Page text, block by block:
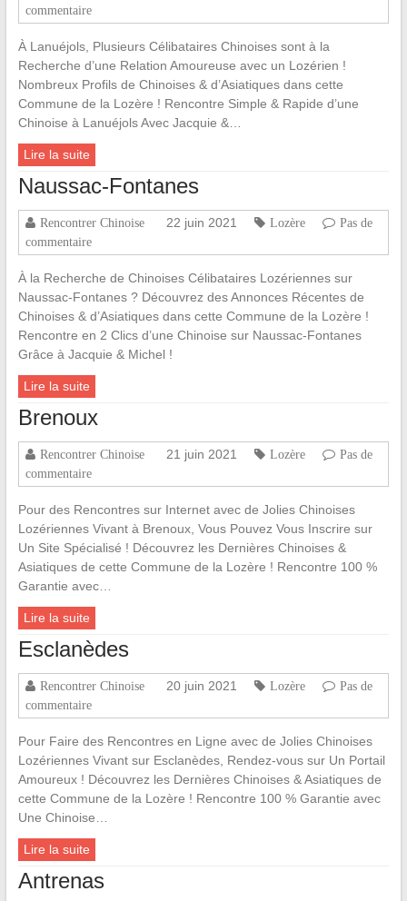
commentaire
À Lanuéjols, Plusieurs Célibataires Chinoises sont à la
Recherche d’une Relation Amoureuse avec un Lozérien !
Nombreux Profils de Chinoises & d’Asiatiques dans cette
Commune de la Lozère ! Rencontre Simple & Rapide d’une
Chinoise à Lanuéjols Avec Jacquie &…
Lire la suite
Naussac-Fontanes
Rencontrer Chinoise 22 juin 2021 Lozère
Pas de
commentaire
À la Recherche de Chinoises Célibataires Lozériennes sur
Naussac-Fontanes ? Découvrez des Annonces Récentes de
Chinoises & d’Asiatiques dans cette Commune de la Lozère !
Rencontre en 2 Clics d’une Chinoise sur Naussac-Fontanes
Grâce à Jacquie & Michel !
Lire la suite
Brenoux
Rencontrer Chinoise 21 juin 2021 Lozère
Pas de
commentaire
Pour des Rencontres sur Internet avec de Jolies Chinoises
Lozériennes Vivant à Brenoux, Vous Pouvez Vous Inscrire sur
Un Site Spécialisé ! Découvrez les Dernières Chinoises &
Asiatiques de cette Commune de la Lozère ! Rencontre 100 %
Garantie avec…
Lire la suite
Esclanèdes
Rencontrer Chinoise 20 juin 2021 Lozère
Pas de
commentaire
Pour Faire des Rencontres en Ligne avec de Jolies Chinoises
Lozériennes Vivant sur Esclanèdes, Rendez-vous sur Un Portail
Amoureux ! Découvrez les Dernières Chinoises & Asiatiques de
cette Commune de la Lozère ! Rencontre 100 % Garantie avec
Une Chinoise…
Lire la suite
Antrenas